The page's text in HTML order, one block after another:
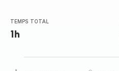
TEMPS TOTAL
1h